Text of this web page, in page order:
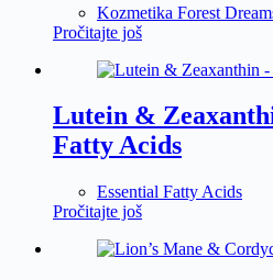
Kozmetika Forest
Pročitajte još
Lutein &
Fatty Acids
Essential Fatty Acids
Pročitajte još